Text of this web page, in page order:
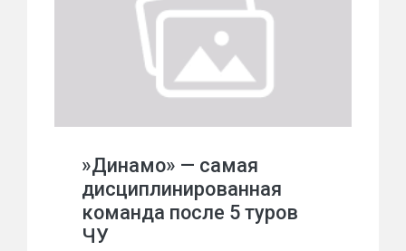
»Динамо» — самая
дисциплинированная
команда после 5 туров
ЧУ